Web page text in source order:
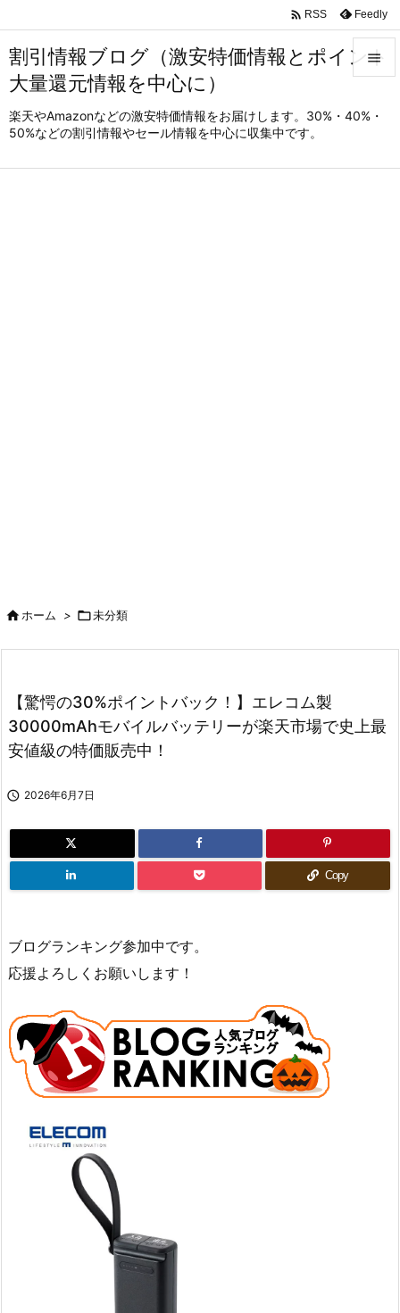
割引情報ブログ（激安特価情報とポイント
大量還元情報を中心に）
楽天やAmazonなどの激安特価情報をお届けします。30%・40%・
50%などの割引情報やセール情報を中心に収集中です。

メニュ
 RSS Feedly
ホーム > 未分類
【驚愕の30%ポイントバック！】エレコム製
30000mAhモバイルバッテリーが楽天市場で史上最
安値級の特価販売中！
 2026年6月7日
Copy
ブログランキング参加中です。
応援よろしくお願いします！